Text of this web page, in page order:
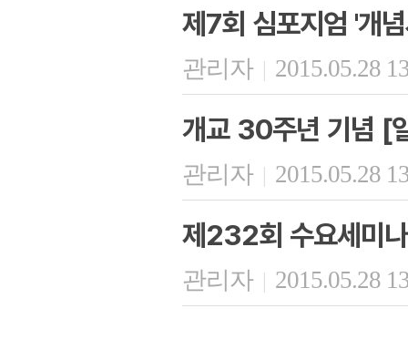
제7회 심포지엄 '개
관리자 | 2015.05.28
개교 30주년 기념 [
관리자 | 2015.05.28
제232회 수요세미
관리자 | 2015.05.28